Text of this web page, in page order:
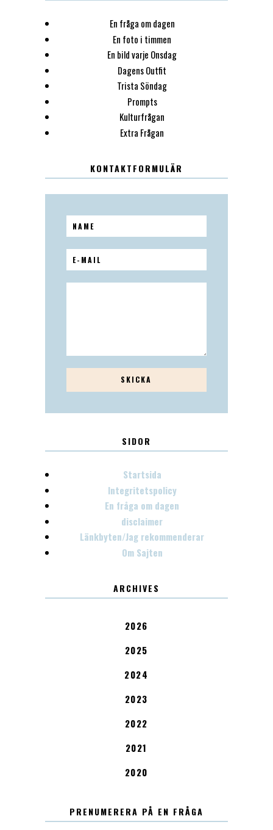
En fråga om dagen
En foto i timmen
En bild varje Onsdag
Dagens Outfit
Trista Söndag
Prompts
Kulturfrågan
Extra Frågan
KONTAKTFORMULÄR
SIDOR
Startsida
Integritetspolicy
En fråga om dagen
disclaimer
Länkbyten/Jag rekommenderar
Om Sajten
ARCHIVES
2026
2025
2024
2023
2022
2021
2020
PRENUMERERA PÅ EN FRÅGA